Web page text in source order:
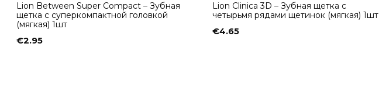
Lion Between Super Compact – Зубная
щетка с суперкомпактной головкой
(мягкая) 1шт
€2.95
Lion Clinica 3D – Зубная щетка с
четырьмя рядами щетинок (мягкая) 1шт
€4.65